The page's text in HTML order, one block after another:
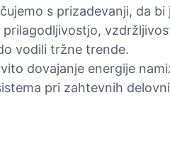
s prizadevanji, da
vodili tržne trende.
dovajanje energije
pri zahtevnih